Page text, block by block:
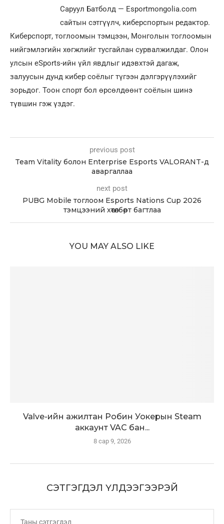
Саруул Батболд — Esportmongolia.com
сайтын сэтгүүлч, киберспортын редактор.
Киберспорт, тоглоомын тэмцээн, Монголын тоглоомын
нийгэмлэгийн хөгжлийг тусгайлан сурвалжилдаг. Олон
улсын eSports-ийн үйл явдлыг идэвхтэй дагаж,
залуусын дунд кибер соёлыг түгээн дэлгэрүүлэхийг
зорьдог. Тоон спорт бол өрсөлдөөнт соёлын шинэ
түвшин гэж үздэг.
previous post
Team Vitality болон Enterprise Esports VALORANT-д
аваргаллаа
next post
PUBG Mobile тоглоом Esports Nations Cup 2026
тэмцээний хөтөлбөрт багтлаа
YOU MAY ALSO LIKE
Valve-ийн ажилтан Робин Уокерын Steam
аккаунт VAC бан...
8 сар 9, 2026
СЭТГЭГДЭЛ ҮЛДЭЭГЭЭРЭЙ